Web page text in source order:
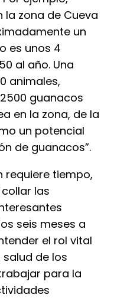
la zona de Cueva
un
es unos 4
al año. Una
animales,
guanacos
en la zona, de la
un potencial
de guanacos”.
requiere tiempo,
las
seis meses a
el rol vital
de los
para la